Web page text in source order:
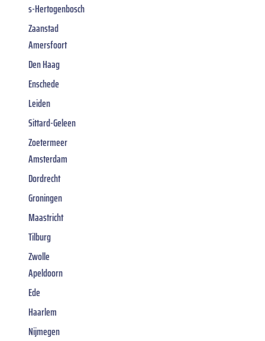
s-Hertogenbosch
Zaanstad
Amersfoort
Den Haag
Enschede
Leiden
Sittard-Geleen
Zoetermeer
Amsterdam
Dordrecht
Groningen
Maastricht
Tilburg
Zwolle
Apeldoorn
Ede
Haarlem
Nijmegen